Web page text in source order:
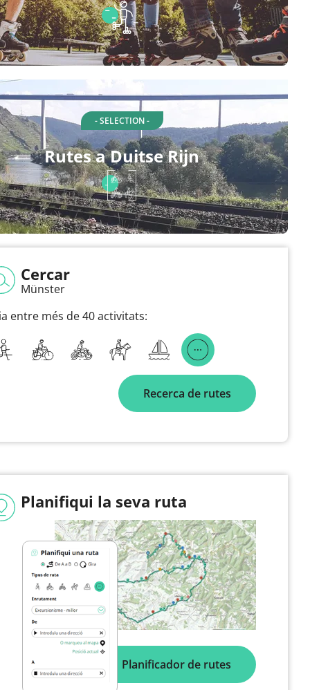
- SELECTION -
Rutes a Duitse Rijn
Cercar
Münster
entre més de 40 activitats:
Recerca de rutes
Planifiqui la seva ruta
Planificador de rutes